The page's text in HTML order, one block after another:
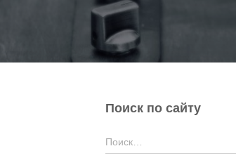
Поиск по сайту
Н
а
Поиск…